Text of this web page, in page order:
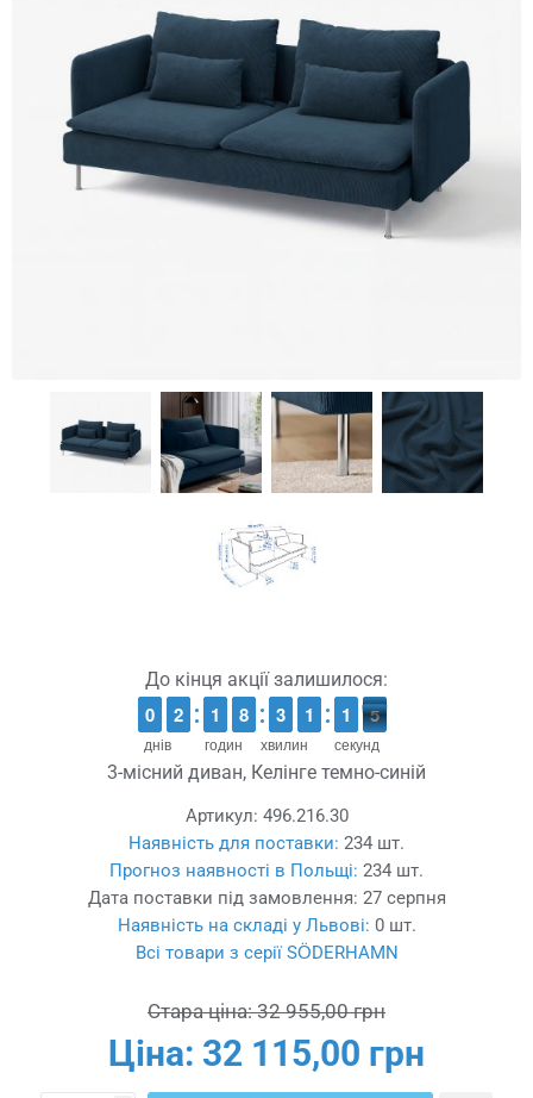
До кінця акції залишилося:
днів
9
9
0
0 1
1
2
2
годин
1
1
1
1 7
7
8
8
хвилин
2
2
3
3 1
1
1
1
секунд
2
1
1 5
4
4
3-місний диван, Келінге темно-синій
Артикул: 496.216.30
Наявність для поставки: 234 шт.
Прогноз наявності в Польщі: 234 шт.
Дата поставки під замовлення: 27 серпня
Наявність на складі у Львові: 0 шт.
Всі товари з серії SÖDERHAMN
Стара ціна: 32 955,00 грн
Ціна: 32 115,00 грн